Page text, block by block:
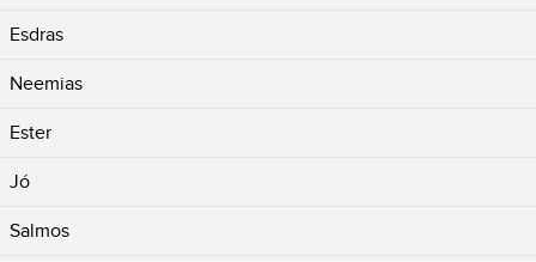
Esdras
Neemias
Ester
Jó
Salmos